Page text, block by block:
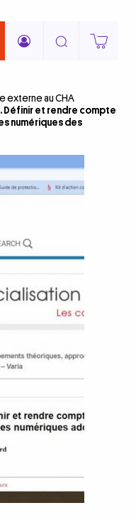
externe au CHA
Définir et rendre compte
numériques des